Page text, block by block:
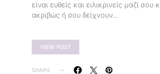
είναι ευθείς και ειλικρινείς μαζί σου
ακριβώς ή σου δείχνουν…
VIEW POST
SHARE